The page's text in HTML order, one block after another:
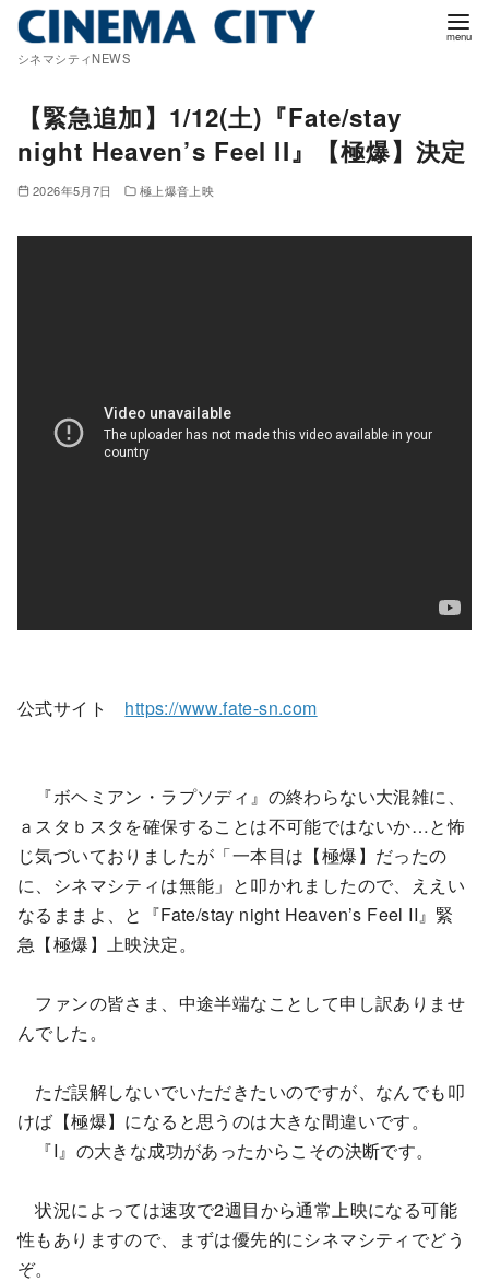
シネマシティNEWS
【緊急追加】1/12(土)『Fate/stay
night Heaven’s Feel II』【極爆】決定
2026年5月7日 極上爆音上映
公式サイト https://www.fate-sn.com
『ボヘミアン・ラプソディ』の終わらない大混雑に、
ａスタｂスタを確保することは不可能ではないか…と怖
じ気づいておりましたが「一本目は【極爆】だったの
に、シネマシティは無能」と叩かれましたので、ええい
なるままよ、と『Fate/stay night Heaven’s Feel II』緊
急【極爆】上映決定。
ファンの皆さま、中途半端なことして申し訳ありませ
んでした。
ただ誤解しないでいただきたいのですが、なんでも叩
けば【極爆】になると思うのは大きな間違いです。
『I』の大きな成功があったからこその決断です。
状況によっては速攻で2週目から通常上映になる可能
性もありますので、まずは優先的にシネマシティでどう
ぞ。